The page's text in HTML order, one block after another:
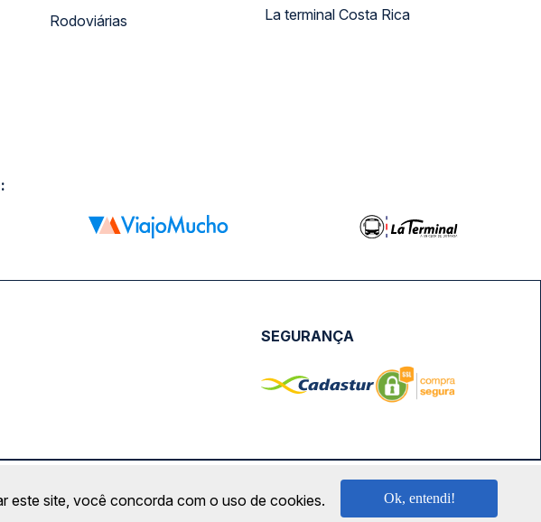
Rodoviárias
La terminal Costa Rica
SEGURANÇA
038 | CNPJ: 18.087.991/0001-57 | saconibus@queropassagem.com.br
este site, você concorda com o uso de cookies. Ok, entendi!